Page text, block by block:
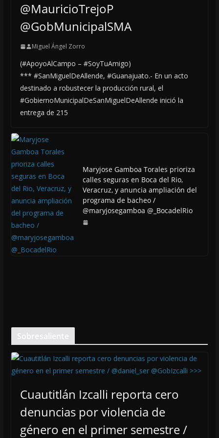
@MauricioTrejoP
@GobMunicipalSMA
Miguel Ángel Zorro
(#ApoyoAlCampo – #SoyTuAmigo)
*** #SanMiguelDeAllende, #Guanajuato.- En un acto
destinado a robustecer la producción rural, el
#GobiernoMunicipalDeSanMiguelDeAllende inició la
entrega de 215
Maryjose Gamboa Torales prioriza
calles seguras en Boca del Rio,
Veracruz, y anuncia ampliación del
programa de bacheo /
@maryjosegamboa @_BocadelRio
Sobresaliente
Cuautitlán Izcalli reporta cero
denuncias por violencia de
género en el primer semestre /